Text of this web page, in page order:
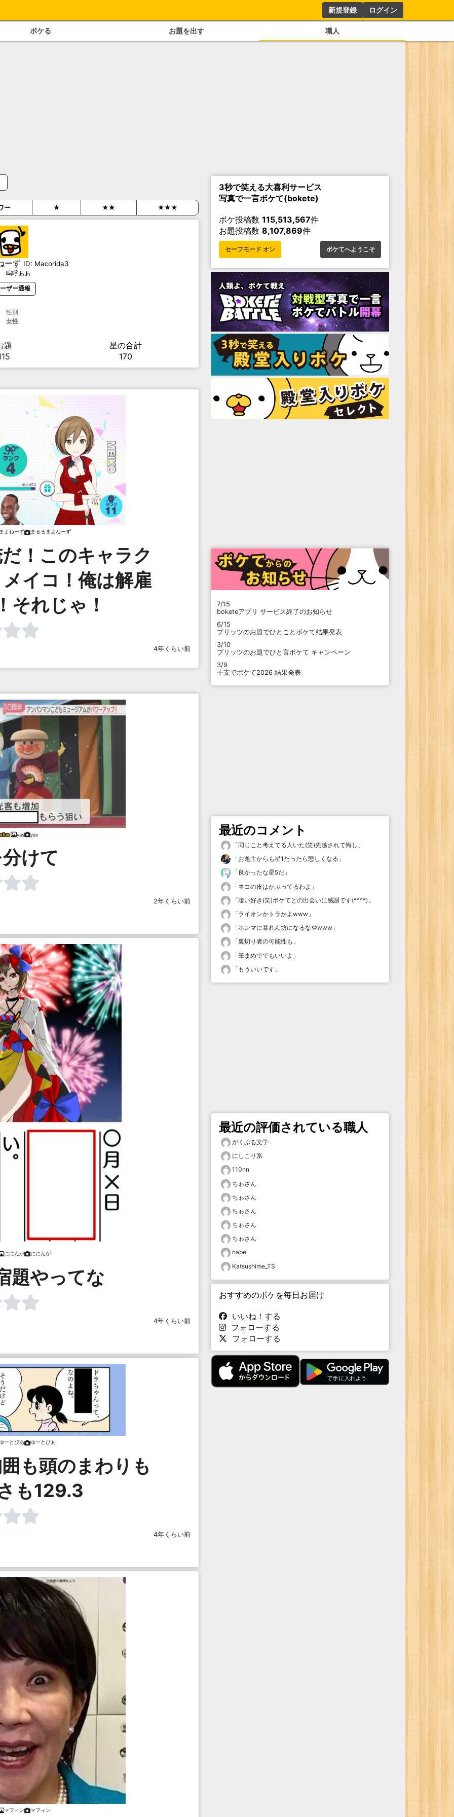
新規登録 ログイン
ボケる お題を出す 職人
ー ★ ★★ ★★★
ーず ID: Macorida3
嗚呼ああ
ザー通報
性別
女性
題
星の合計
170
よねーず まるるまよねーず
！このキャラク
イコ！俺は解雇
それじゃ！
4年くらい前
yas yas
けて
2年くらい前
ににんが ににんが
題やってな
4年くらい前
ーとぴあ ゆーとぴあ
も頭のまわりも
も129.3
4年くらい前
マフィン マフィン
3秒で笑える大喜利サービス
写真で一言ボケて(bokete)
ボケ投稿数 115,513,567件
お題投稿数 8,107,869件
セーフモード オン ボケてへようこそ
7/15
boketeアプリ サービス終了のお知らせ
6/15
プリッツのお題でひとことボケて結果発表
3/10
プリッツのお題でひと言ボケて キャンペーン
3/9
干支でボケて2026 結果発表
最近のコメント
「同じこと考えてる人いた(笑)先越されて悔し 」
「お題主からも星1だったら悲しくなる 」
「 良かったな星5だ 」
「ネコの皮はかぶってるわよ 」
「凄い好き(笑)ボケてとの出会いに感謝です(*^^*) 」
「ライオンかトラかよwww 」
「ホンマに暴れん坊になるなやwww 」
「裏切り者の可能性も 」
「筆まめででもいいよ 」
「 もういいです 」
最近の評価されている職人
がくぶる文学
にしこり系
110nn
ちゎさん
ちゎさん
ちゎさん
ちゎさん
ちゎさん
nabe
Katsushime_TS
おすすめのボケを毎日お届け
いいね！する
フォローする
フォローする